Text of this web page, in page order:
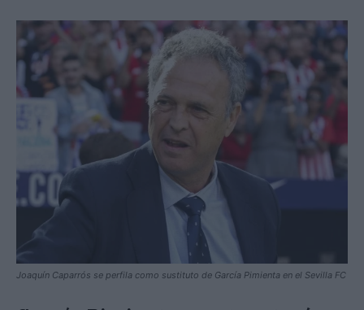
Joaquín Caparrós se perfila como sustituto de García Pimienta en el Sevilla FC